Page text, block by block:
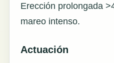
Erección prolongada
mareo intenso.
Actuación